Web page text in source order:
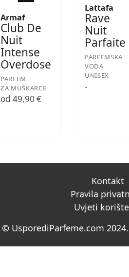
Armaf
Club De
Nuit
Intense
Overdose
PARFEM
ZA MUŠKARCE
od 49,90 €
Lattafa
Rave
Nuit
Parfaite
PARFEMSKA
VODA
UNISEX
-
Kontakt
Pravila
Uvjeti
© UsporediParfeme.com